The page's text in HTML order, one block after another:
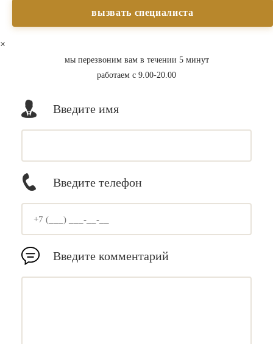
×
мы перезвоним вам в течении 5 минут
работаем с 9.00-20.00
Введите имя
Введите телефон
Введите комментарий